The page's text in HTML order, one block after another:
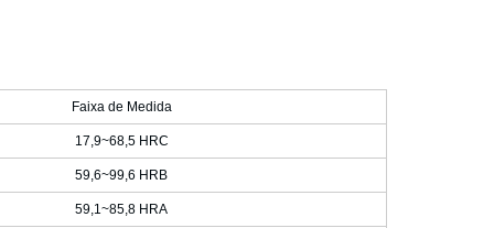
Faixa de Medida
17,9~68,5 HRC
59,6~99,6 HRB
59,1~85,8 HRA